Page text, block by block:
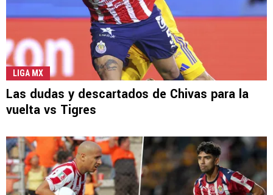
LIGA MX
Las dudas y descartados de Chivas para la
vuelta vs Tigres